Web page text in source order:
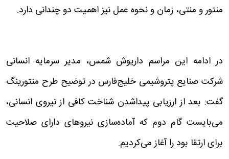
منتور و منتی، زمان و نحوه عمل نیز اهمیت دو چندانی دارد.
در ادامه این مراسم داریوش شمس، مدیر سرمایه انسانی
شرکت صنایع پتروشیمی خلیج‌فارس در توضیح طرح منتورینگ
گفت: بعد از ارزیابی پیداشدن شناخت کافی از نیروی انسانی،
می‌بایست گام دوم که آماده‌سازی نیروهای دارای صلاحیت
برای ارتقا بود را آغاز می‌کردیم.